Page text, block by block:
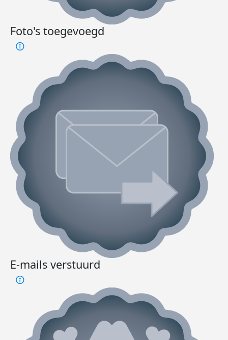
Foto's toegevoegd
E-mails verstuurd